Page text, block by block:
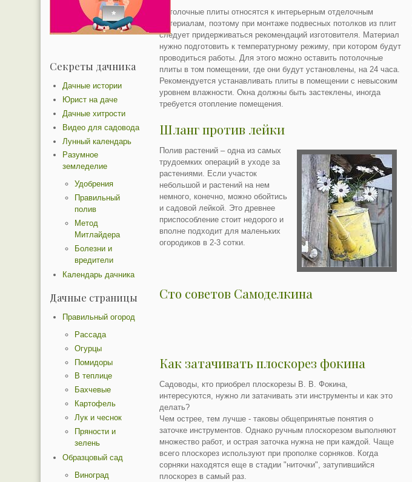
Потолочные плиты относятся к интерьерным отделочным
материалам, поэтому при монтаже подвесных потолков из плит
следует придерживаться рекомендаций изготовителя. Материал
нужно подготовить к температурному режиму, при котором будут
проводиться работы. Для этого можно оставить потолочные
плиты в том помещении, где они будут установлены, на 24 часа.
Рекомендуется устанавливать плиты в помещении с невысоким
уровнем влажности. Окна должны быть застеклены, иногда
требуется отопление помещения.
Шланг против лейки
Полив растений – одна из самых
трудоемких операций в уходе за
растениями. Если участок
небольшой и растений на нем
немного, конечно, можно обойтись
и садовой лейкой. Это древнее
приспособление стоит недорого и
вполне подходит для маленьких
огородиков в 2-3 сотки.
Сто советов Самоделкина
Как затачивать плоскорез фокина
Садоводы, кто приобрел плоскорезы В. В. Фокина,
интересуются, нужно ли затачивать эти инструменты и как это
делать?
Чем острее, тем лучше - таковы общепринятые понятия о
заточке инструментов. Однако ручным плоскорезом выполняют
множество работ, и острая заточка нужна не при каждой. Чаще
всего плоскорез используют при прополке сорняков. Когда
сорняки находятся еще в стадии "ниточки", затупившийся
плоскорез в самый раз.
Секреты дачника
Дачные истории
Юрист на даче
Дачные хитрости
Видео для садовода
Лунный календарь
Разумное
земледелие
Удобрения
Правильный
полив
Метод
Митлайдера
Болезни и
вредители
Календарь дачника
Дачные страницы
Правильный огород
Рассада
Огурцы
Помидоры
В теплице
Бахчевые
Картофель
Лук и чеснок
Пряности и
зелень
Образцовый сад
Виноград